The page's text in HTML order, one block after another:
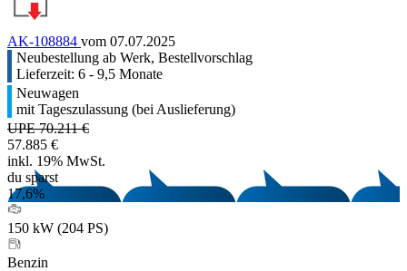
AK-108884 vom 07.07.2025
Neubestellung ab Werk, Bestellvorschlag
Lieferzeit: 6 - 9,5 Monate
Neuwagen
mit Tageszulassung (bei Auslieferung)
UPE 70.211 €
57.885 €
inkl. 19% MwSt.
du sparst
17,6%
150 kW (204 PS)
Benzin